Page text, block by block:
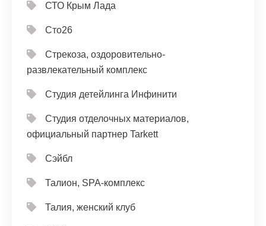
СТО Крым Лада
Сто26
Стрекоза, оздоровительно-
развлекательный комплекс
Студия детейлинга Инфинити
Студия отделочных материалов,
официальный партнер Tarkett
Сэйбл
Талион, SPA-комплекс
Талия, женский клуб